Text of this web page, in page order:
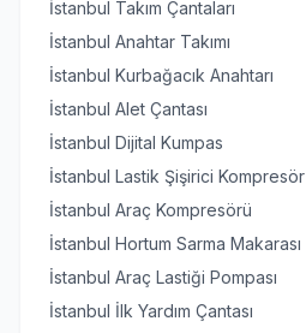
İstanbul Takım Çantaları
İstanbul Anahtar Takımı
İstanbul Kurbağacık Anahtarı
İstanbul Alet Çantası
İstanbul Dijital Kumpas
İstanbul Lastik Şişirici Kompresör
İstanbul Araç Kompresörü
İstanbul Hortum Sarma Makarası
İstanbul Araç Lastiği Pompası
İstanbul İlk Yardım Çantası